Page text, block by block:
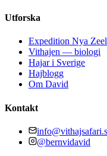
Utforska
Expedition Nya
Vithajen — biologi
Hajar i Sverige
Hajblogg
Om David
Kontakt
@bernvidavid